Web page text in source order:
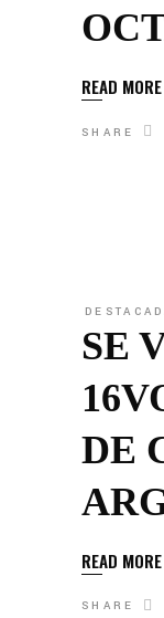
READ MORE
SHARE
SE
DE
READ MORE
SHARE